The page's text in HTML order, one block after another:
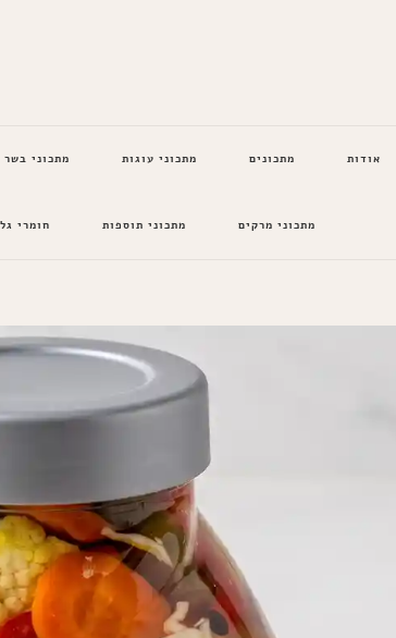
אודות מתכונים מתכוני עוגות מתכוני בשר
מתכוני מרקים מתכוני תוספות חומרי